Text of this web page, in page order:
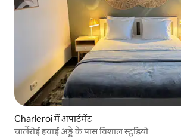
Charleroi में अपार्टमेंट
चार्लेरोई हवाई अड्डे के पास विशाल स्टूडियो